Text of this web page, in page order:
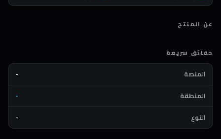
عن المنتج
حقائق سريعة
المنصة
-
المنطقة
-
النوع
-